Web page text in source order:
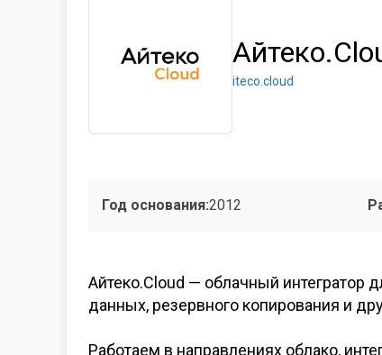
iteco.cloud
Год основания:2012
Айтеко.Cloud — облачный интегратор
данных, резервного копирования и
Работаем в направлениях облако,